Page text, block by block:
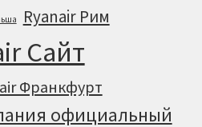
Ryanair Рим
Сайт
Франкфурт
официальный